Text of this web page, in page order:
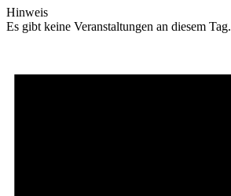
Hinweis
Es gibt keine Veranstaltungen an diesem Tag.